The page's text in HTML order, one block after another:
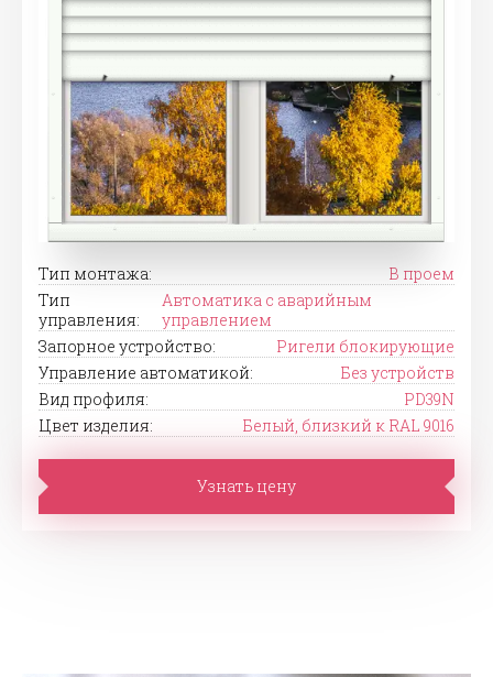
Тип монтажа:
В проем
Тип
управления:
Автоматика с аварийным
управлением
Запорное устройство:
Ригели блокирующие
Управление автоматикой:
Без устройств
Вид профиля:
PD39N
Цвет изделия:
Белый, близкий к RAL 9016
Узнать цену